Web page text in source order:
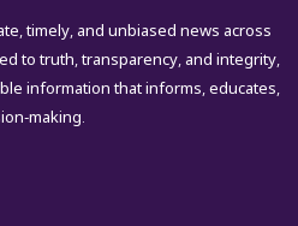
timely, and unbiased news across
to truth, transparency, and integrity,
information that informs, educates,
making.